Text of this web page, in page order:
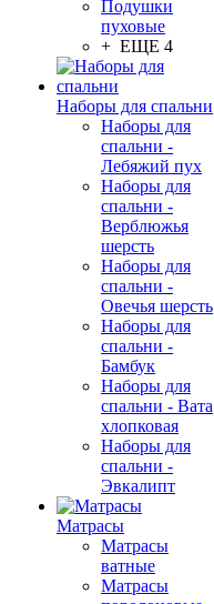
Подушки
пуховые
+ ЕЩЕ 4
Наборы для спальни
Наборы для
спальни -
Лебяжий пух
Наборы для
спальни -
Верблюжья
шерсть
Наборы для
спальни -
Овечья шерсть
Наборы для
спальни -
Бамбук
Наборы для
спальни - Вата
хлопковая
Наборы для
спальни -
Эвкалипт
Матрасы
Матрасы
ватные
Матрасы